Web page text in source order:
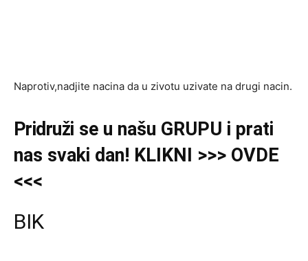
Naprotiv,nadjite nacina da u zivotu uzivate na drugi nacin.
Pridruži se u našu GRUPU i prati
nas svaki dan! KLIKNI >>> OVDE
<<<
BIK